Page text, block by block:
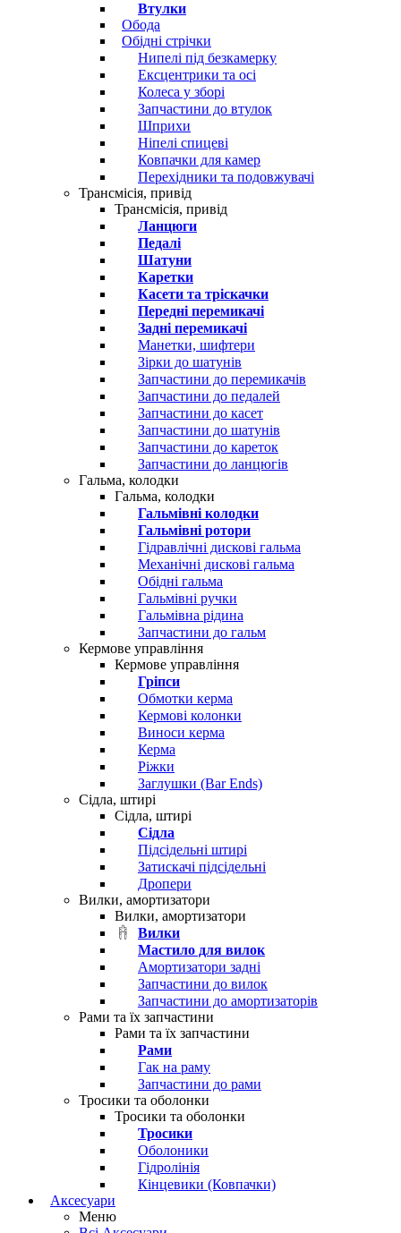
Втулки
Обода
Обідні стрічки
Нипелі під безкамерку
Ексцентрики та осі
Колеса у зборі
Запчастини до втулок
Шприхи
Ніпелі спицеві
Ковпачки для камер
Перехідники та подовжувачі
Трансмісія, привід
Трансмісія, привід
Ланцюги
Педалі
Шатуни
Каретки
Касети та тріскачки
Передні перемикачі
Задні перемикачі
Манетки, шифтери
Зірки до шатунів
Запчастини до перемикачів
Запчастини до педалей
Запчастини до касет
Запчастини до шатунів
Запчастини до кареток
Запчастини до ланцюгів
Гальма, колодки
Гальма, колодки
Гальмівні колодки
Гальмівні ротори
Гідравлічні дискові гальма
Механічні дискові гальма
Обідні гальма
Гальмівні ручки
Гальмівна рідина
Запчастини до гальм
Кермове управління
Кермове управління
Гріпси
Обмотки керма
Кермові колонки
Виноси керма
Керма
Ріжки
Заглушки (Bar Ends)
Сідла, штирі
Сідла, штирі
Сідла
Підсідельні штирі
Затискачі підсідельні
Дропери
Вилки, амортизатори
Вилки, амортизатори
Вилки
Мастило для вилок
Амортизатори задні
Запчастини до вилок
Запчастини до амортизаторів
Рами та їх запчастини
Рами та їх запчастини
Рами
Гак на раму
Запчастини до рами
Тросики та оболонки
Тросики та оболонки
Тросики
Оболоники
Гідролінія
Кінцевики (Ковпачки)
Аксесуари
Меню